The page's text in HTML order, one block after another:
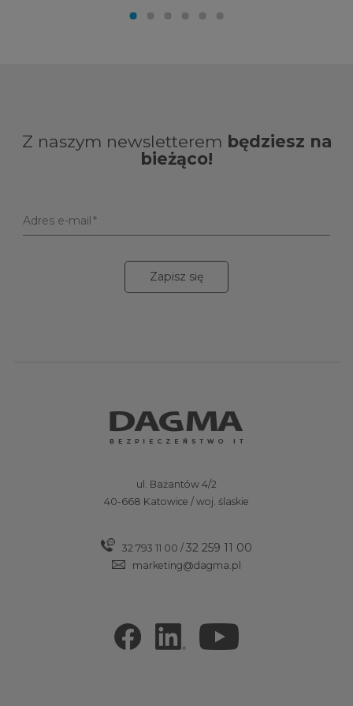
Z naszym newsletterem będziesz na
bieżąco!
Adres e-mail
Zapisz się
ul. Bażantów 4/2
40-668 Katowice / woj. ślaskie
32 793 11 00 / 32 259 11 00
marketing@dagma.pl